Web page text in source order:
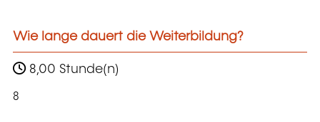
Wie lange dauert die Weiterbildung?
8,00 Stunde(n)
8